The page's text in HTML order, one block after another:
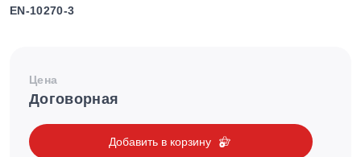
EN-10270-3
Цена
Договорная
Добавить в корзину